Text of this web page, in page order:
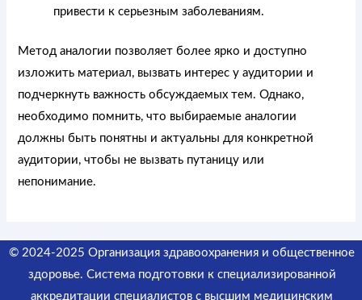
привести к серьезным заболеваниям.
Метод аналогии позволяет более ярко и доступно
изложить материал, вызвать интерес у аудитории и
подчеркнуть важность обсуждаемых тем. Однако,
необходимо помнить, что выбираемые аналогии
должны быть понятны и актуальны для конкретной
аудитории, чтобы не вызвать путаницу или
непонимание.
© 2024-2025 Организация здравоохранения и общественное
здоровье. Система подготовки к специализированной
аккредитации специалистов с высшим медицинским